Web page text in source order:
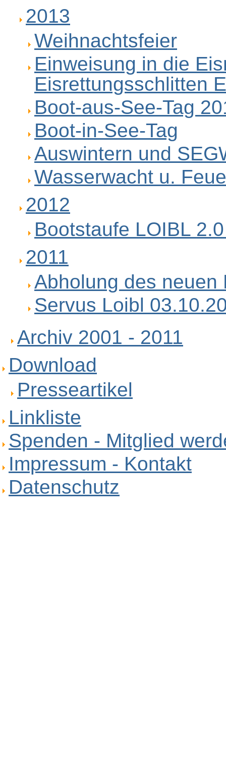
2013
Weihnachtsfeier
Einweisung in die
Eisrettungsschlitten
Boot-aus-See-Tag
Boot-in-See-Tag
Auswintern und
Wasserwacht u.
2012
Bootstaufe LOIBL
2011
Abholung des neuen
Servus Loibl
Archiv 2001 - 2011
Download
Presseartikel
Linkliste
Spenden - Mitglied
Impressum - Kontakt
Datenschutz